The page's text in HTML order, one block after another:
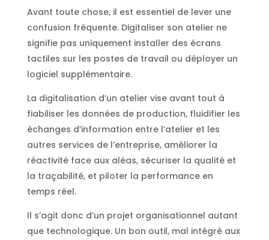
Avant toute chose, il est essentiel de lever une
confusion fréquente. Digitaliser son atelier ne
signifie pas uniquement installer des écrans
tactiles sur les postes de travail ou déployer un
logiciel supplémentaire.
La digitalisation d’un atelier vise avant tout à
fiabiliser les données de production, fluidifier les
échanges d’information entre l’atelier et les
autres services de l’entreprise, améliorer la
réactivité face aux aléas, sécuriser la qualité et
la traçabilité, et piloter la performance en
temps réel.
Il s’agit donc d’un projet organisationnel autant
que technologique. Un bon outil, mal intégré aux